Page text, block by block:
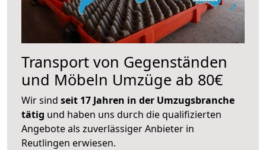
Transport von Gegenständen
und Möbeln Umzüge ab 80€
Wir sind seit 17 Jahren in der Umzugsbranche
tätig und haben uns durch die qualifizierten
Angebote als zuverlässiger Anbieter in
Reutlingen erwiesen.